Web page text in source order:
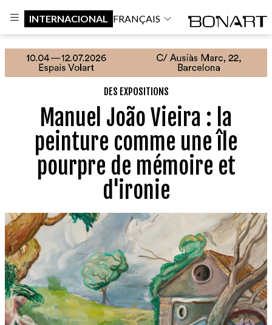
INTERNACIONAL FRANÇAIS
DES EXPOSITIONS
Manuel João Vieira : la
peinture comme une île
pourpre de mémoire et
d'ironie